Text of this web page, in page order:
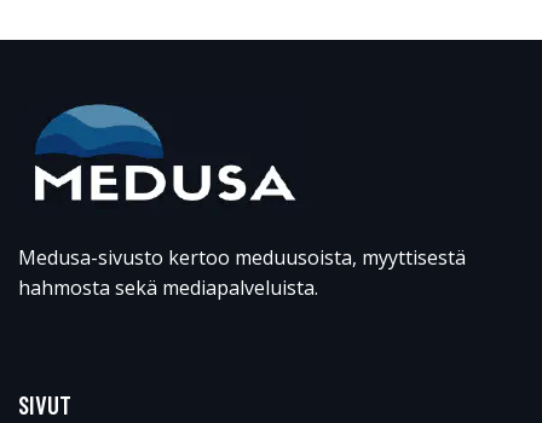
Medusa-sivusto kertoo meduusoista, myyttisestä
hahmosta sekä mediapalveluista.
SIVUT